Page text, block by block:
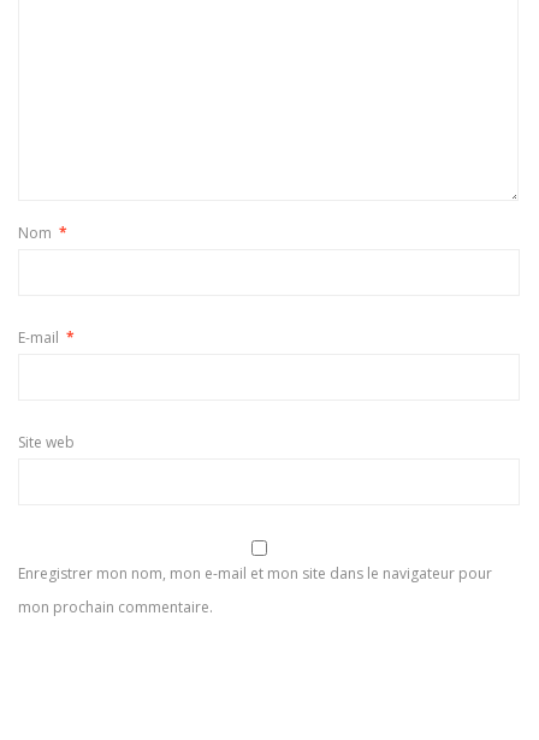
Nom *
E-mail *
Site web
Enregistrer mon nom, mon e-mail et mon site dans le navigateur pour
mon prochain commentaire.